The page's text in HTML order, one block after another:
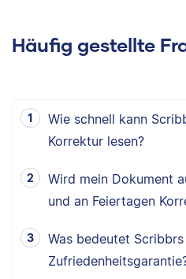
Häufig gestellte
Wie schnell kann
Korrektur lesen?
Wird mein Dokument
und an Feiertagen
Was bedeutet